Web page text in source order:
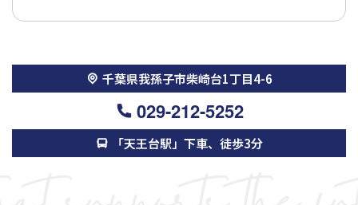
千葉県我孫子市柴崎台1丁目4-6
029-212-5252
「天王台駅」下車、徒歩3分